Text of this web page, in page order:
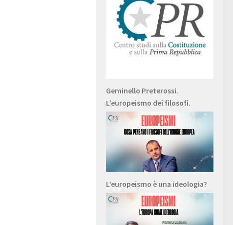
Geminello Preterossi.
L’europeismo dei filosofi.
L’europeismo è una ideologia?